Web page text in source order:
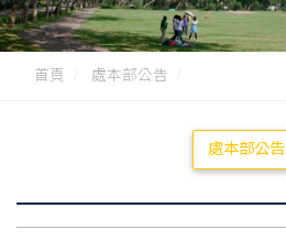
首頁 處本部公告
處本部公告